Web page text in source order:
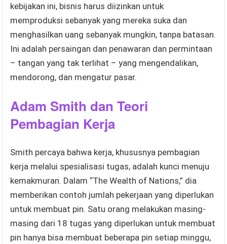
kebijakan ini, bisnis harus diizinkan untuk
memproduksi sebanyak yang mereka suka dan
menghasilkan uang sebanyak mungkin, tanpa batasan.
Ini adalah persaingan dan penawaran dan permintaan
– tangan yang tak terlihat – yang mengendalikan,
mendorong, dan mengatur pasar.
Adam Smith dan Teori
Pembagian Kerja
Smith percaya bahwa kerja, khususnya pembagian
kerja melalui spesialisasi tugas, adalah kunci menuju
kemakmuran. Dalam “The Wealth of Nations,” dia
memberikan contoh jumlah pekerjaan yang diperlukan
untuk membuat pin. Satu orang melakukan masing-
masing dari 18 tugas yang diperlukan untuk membuat
pin hanya bisa membuat beberapa pin setiap minggu,